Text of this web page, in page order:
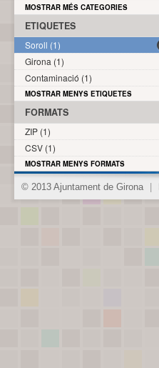
MOSTRAR MÉS CATEGORIES
ETIQUETES
Soroll (1)
Girona (1)
Contaminació (1)
MOSTRAR MENYS ETIQUETES
FORMATS
ZIP (1)
CSV (1)
MOSTRAR MENYS FORMATS
© 2013 Ajuntament de Girona